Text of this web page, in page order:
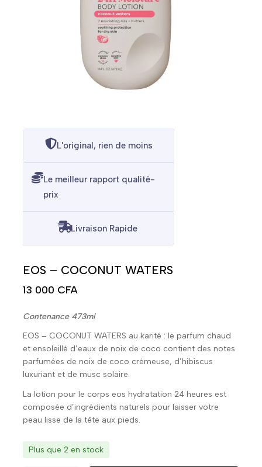
L'original, rien de moins
Le meilleur rapport qualité-
prix
Livraison Rapide
EOS – COCONUT WATERS
13 000 CFA
Contenance 473ml
EOS – COCONUT WATERS au karité : le parfum chaud
et ensoleillé d’eaux de noix de coco contient des notes
parfumées de noix de coco crémeuse, d’hibiscus
luxuriant et de musc solaire.
La lotion pour le corps eos hydratation 24 heures est
composée d’ingrédients naturels pour laisser votre
peau lisse de la tête aux pieds.
Plus que 2 en stock